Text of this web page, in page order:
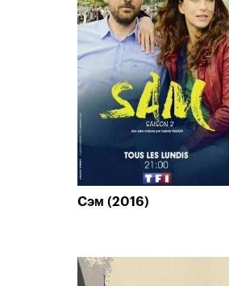
Сэм (2016)